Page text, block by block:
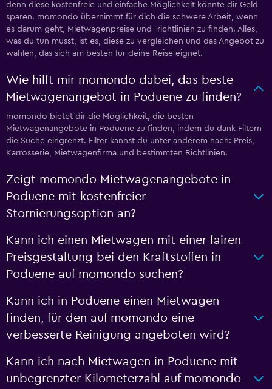
denn diese kostenfreie und einfache Möglichkeit könnte dir Geld
sparen. momondo übernimmt für dich die schwere Arbeit, wenn
es darum geht, Mietwagenpreise und -richtlinien zu finden. Alles,
was du tun musst, ist es, diese zu vergleichen und das Angebot zu
wählen, das sich am besten für deine Reise eignet.
Wie hilft mir momondo dabei, das beste
Mietwagenangebot in Poduene zu finden?
momondo bietet dir die Möglichkeit, die besten
Mietwagenangebote in Poduene zu finden, indem du dank Filtern
die Suche eingrenzt. Filter kannst du unter anderem nach: Preis,
Karrosserie, Mietwagenfirma und bestimmten Richtlinien.
Zeigt momondo Mietwagenangebote in
Poduene mit kostenfreier
Stornierungsoption an?
Kann ich einen Mietwagen mit einer fairen
Preisgestaltung bei den Kraftstoffen in
Poduene auf momondo suchen?
Kann ich in Poduene einen Mietwagen
finden, für den auf momondo eine
verbesserte Reinigung angeboten wird?
Kann ich nach Mietwagen in Poduene mit
unbegrenzter Kilometerzahl auf momondo